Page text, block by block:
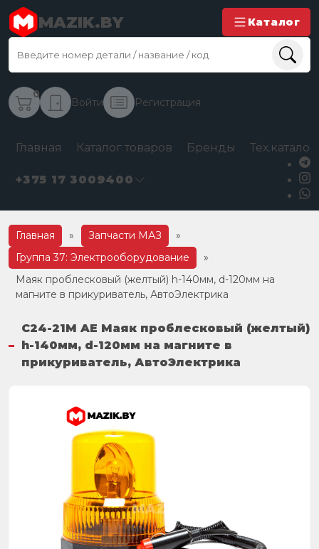
MAZIK.BY Каталог
0
Войти Регистрация
Главная Каталог товаров Бренды
+375 17 3009400
Главная » Запчасти МАЗ
»
Группа 37: Электрооборудование
»
Маяк проблесковый (желтый) h-140мм, d-120мм на
магните в прикуриватель, АвтоЭлектрика
C24-21M AE Маяк проблесковый (желтый)
h-140мм, d-120мм на магните в
прикуриватель, АвтоЭлектрика